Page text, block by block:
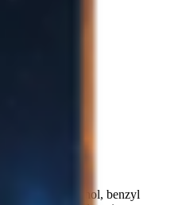
benzyl alcohol, benzyl